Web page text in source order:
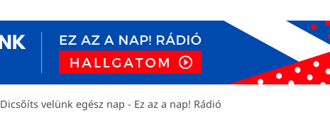
Dicsőíts velünk egész nap - Ez az a nap! Rádió